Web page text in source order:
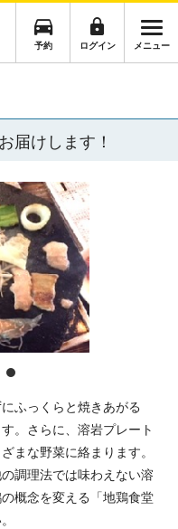
予約 ログイン メニュー
届けします！
ふっくらと焼きあがる
。さらに、溶岩プレート
まな野菜に絡まります。
調理法では味わえない溶
概念を変える「地鶏食堂